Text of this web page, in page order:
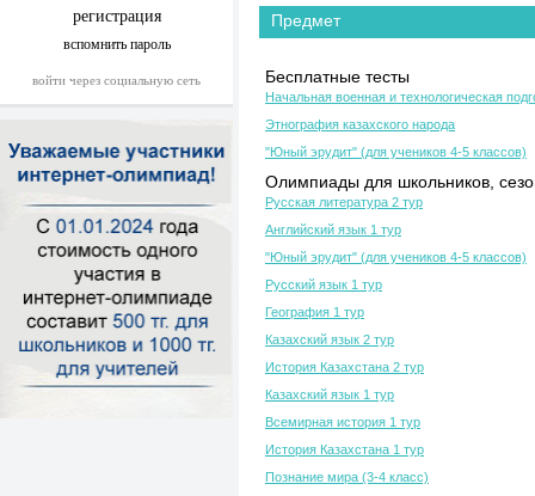
регистрация
вспомнить пароль
войти через социальную сеть
Предмет
Бесплатные тесты
Начальная военная и технологическая
Этнография казахского народа
"Юный эрудит" (для учеников 4-5 классов)
Олимпиады для школьников,
Русская литература 2 тур
Английский язык 1 тур
"Юный эрудит" (для учеников 4-5 классов)
Русский язык 1 тур
География 1 тур
Казахский язык 2 тур
История Казахстана 2 тур
Казахский язык 1 тур
Всемирная история 1 тур
История Казахстана 1 тур
Познание мира (3-4 класс)